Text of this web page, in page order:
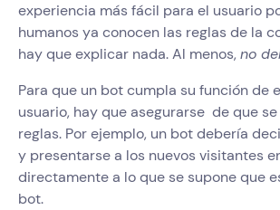
experiencia más fácil para el usuario
humanos ya conocen las reglas de la
hay que explicar nada. Al menos, no
Para que un bot cumpla su función de
usuario, hay que asegurarse de que
reglas. Por ejemplo, un bot debería
y presentarse a los nuevos visitantes
directamente a lo que se supone que
bot.